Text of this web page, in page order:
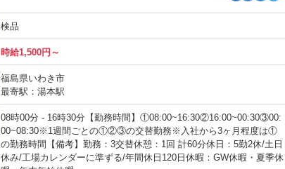
検品
時給1,500円～
福島県いわき市
最寄駅：湯本駅
08時00分 - 16時30分【勤務時間】①08:00~16:30②16:00~00:30③00:
00~08:30※1週間ごとの①②③の交替勤務※入社から3ヶ月程度は①
の勤務時間【備考】勤務：3交替休憩：1回 計60分休日：5勤2休/土日
休み/工場カレンダーに準ずる/年間休日120日休暇：GW休暇・夏季休